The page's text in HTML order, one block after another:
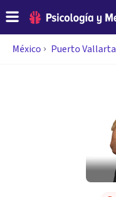
México Puerto Vallarta